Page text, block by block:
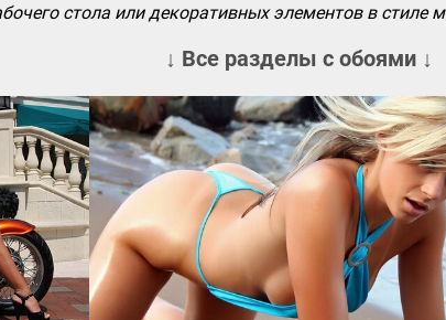
стола или декоративных элементов в стиле
↓ Все разделы с обоями ↓